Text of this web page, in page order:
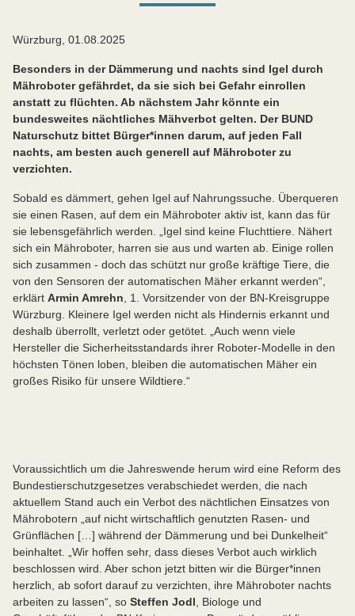
Würzburg, 01.08.2025
Besonders in der Dämmerung und nachts sind Igel durch
Mähroboter gefährdet, da sie sich bei Gefahr einrollen
anstatt zu flüchten. Ab nächstem Jahr könnte ein
bundesweites nächtliches Mähverbot gelten. Der BUND
Naturschutz bittet Bürger*innen darum, auf jeden Fall
nachts, am besten auch generell auf Mähroboter zu
verzichten.
Sobald es dämmert, gehen Igel auf Nahrungssuche. Überqueren
sie einen Rasen, auf dem ein Mähroboter aktiv ist, kann das für
sie lebensgefährlich werden. „Igel sind keine Fluchttiere. Nähert
sich ein Mähroboter, harren sie aus und warten ab. Einige rollen
sich zusammen - doch das schützt nur große kräftige Tiere, die
von den Sensoren der automatischen Mäher erkannt werden“,
erklärt Armin Amrehn , 1. Vorsitzender von der BN-Kreisgruppe
Würzburg. Kleinere Igel werden nicht als Hindernis erkannt und
deshalb überrollt, verletzt oder getötet. „Auch wenn viele
Hersteller die Sicherheitsstandards ihrer Roboter-Modelle in den
höchsten Tönen loben, bleiben die automatischen Mäher ein
großes Risiko für unsere Wildtiere.“
Voraussichtlich um die Jahreswende herum wird eine Reform des
Bundestierschutzgesetzes verabschiedet werden, die nach
aktuellem Stand auch ein Verbot des nächtlichen Einsatzes von
Mährobotern „auf nicht wirtschaftlich genutzten Rasen- und
Grünflächen […] während der Dämmerung und bei Dunkelheit“
beinhaltet. „Wir hoffen sehr, dass dieses Verbot auch wirklich
beschlossen wird. Aber schon jetzt bitten wir die Bürger*innen
herzlich, ab sofort darauf zu verzichten, ihre Mähroboter nachts
arbeiten zu lassen“, so Steffen Jodl , Biologe und